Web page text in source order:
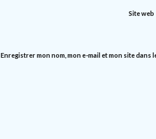
Site web
Enregistrer mon nom, mon e-mail et mon site